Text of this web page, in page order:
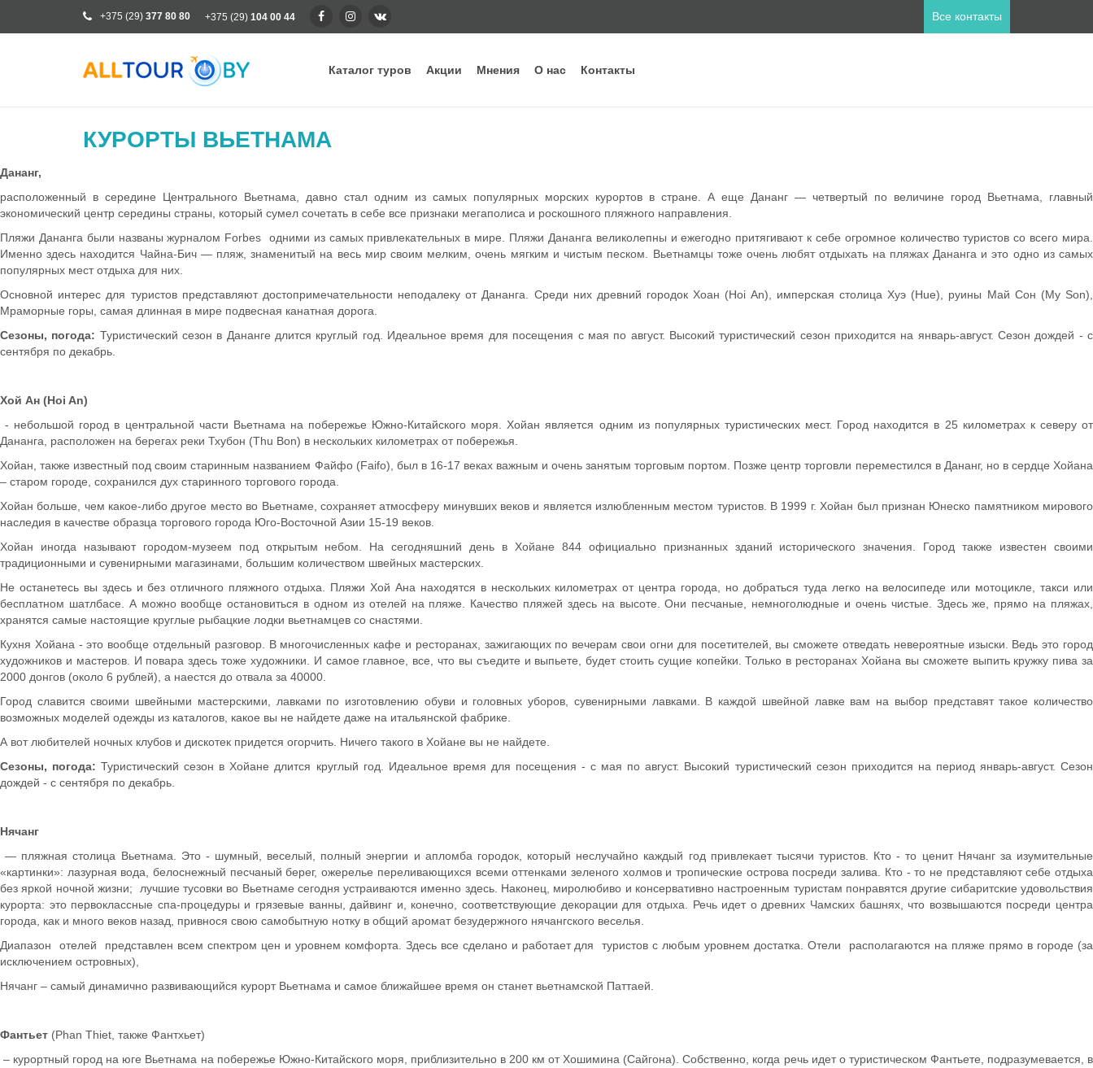
+375 (29) 377 80 80 +375 (29) 104 00 44 Все контакты
Каталог туров
Круизы
Горящие туры
Клубные туры
Кипр
Китай Куба
Мальдивы
ОАЭ
Сейшелы Таиланд
Шри-Ланка
Акции Мнения О нас Контакты
КУРОРТЫ ВЬЕТНАМА
Дананг,
расположенный в середине Центрального Вьетнама, давно стал одним из самых популярных морских курортов в стране. А еще Дананг — четвертый по величине город Вьетнама, главный
экономический центр середины страны, который сумел сочетать в себе все признаки мегаполиса и роскошного пляжного направления.
Пляжи Дананга были названы журналом Forbes одними из самых привлекательных в мире. Пляжи Дананга великолепны и ежегодно притягивают к себе огромное количество туристов со всего мира.
Именно здесь находится Чайна-Бич — пляж, знаменитый на весь мир своим мелким, очень мягким и чистым песком. Вьетнамцы тоже очень любят отдыхать на пляжах Дананга и это одно из самых
популярных мест отдыха для них.
Основной интерес для туристов представляют достопримечательности неподалеку от Дананга. Среди них древний городок Хоан (Hoi An), имперская столица Хуэ (Hue), руины Май Сон (My Son),
Мраморные горы, самая длинная в мире подвесная канатная дорога.
Сезоны, погода: Туристический сезон в Дананге длится круглый год. Идеальное время для посещения с мая по август. Высокий туристический сезон приходится на январь-август. Сезон дождей - с
сентября по декабрь.
Хой Ан (Hoi An)
- небольшой город в центральной части Вьетнама на побережье Южно-Китайского моря. Хойан является одним из популярных туристических мест. Город находится в 25 километрах к северу от
Дананга, расположен на берегах реки Тхубон (Thu Bon) в нескольких километрах от побережья.
Хойан, также известный под своим старинным названием Файфо (Faifo), был в 16-17 веках важным и очень занятым торговым портом. Позже центр торговли переместился в Дананг, но в сердце Хойана
– старом городе, сохранился дух старинного торгового города.
Хойан больше, чем какое-либо другое место во Вьетнаме, сохраняет атмосферу минувших веков и является излюбленным местом туристов. В 1999 г. Хойан был признан Юнеско памятником мирового
наследия в качестве образца торгового города Юго-Восточной Азии 15-19 веков.
Хойан иногда называют городом-музеем под открытым небом. На сегодняшний день в Хойане 844 официально признанных зданий исторического значения. Город также известен своими
традиционными и сувенирными магазинами, большим количеством швейных мастерских.
Не останетесь вы здесь и без отличного пляжного отдыха. Пляжи Хой Ана находятся в нескольких километрах от центра города, но добраться туда легко на велосипеде или мотоцикле, такси или
бесплатном шатлбасе. А можно вообще остановиться в одном из отелей на пляже. Качество пляжей здесь на высоте. Они песчаные, немноголюдные и очень чистые. Здесь же, прямо на пляжах,
хранятся самые настоящие круглые рыбацкие лодки вьетнамцев со снастями.
Кухня Хойана - это вообще отдельный разговор. В многочисленных кафе и ресторанах, зажигающих по вечерам свои огни для посетителей, вы сможете отведать невероятные изыски. Ведь это город
художников и мастеров. И повара здесь тоже художники. И самое главное, все, что вы съедите и выпьете, будет стоить сущие копейки. Только в ресторанах Хойана вы сможете выпить кружку пива за
2000 донгов (около 6 рублей), а наестся до отвала за 40000.
Город славится своими швейными мастерскими, лавками по изготовлению обуви и головных уборов, сувенирными лавками. В каждой швейной лавке вам на выбор представят такое количество
возможных моделей одежды из каталогов, какое вы не найдете даже на итальянской фабрике.
А вот любителей ночных клубов и дискотек придется огорчить. Ничего такого в Хойане вы не найдете.
Сезоны, погода: Туристический сезон в Хойане длится круглый год. Идеальное время для посещения - с мая по август. Высокий туристический сезон приходится на период январь-август. Сезон
дождей - с сентября по декабрь.
Нячанг
— пляжная столица Вьетнама. Это - шумный, веселый, полный энергии и апломба городок, который неслучайно каждый год привлекает тысячи туристов. Кто - то ценит Нячанг за изумительные
«картинки»: лазурная вода, белоснежный песчаный берег, ожерелье переливающихся всеми оттенками зеленого холмов и тропические острова посреди залива. Кто - то не представляют себе отдыха
без яркой ночной жизни; лучшие тусовки во Вьетнаме сегодня устраиваются именно здесь. Наконец, миролюбиво и консервативно настроенным туристам понравятся другие сибаритские удовольствия
курорта: это первоклассные спа-процедуры и грязевые ванны, дайвинг и, конечно, соответствующие декорации для отдыха. Речь идет о древних Чамских башнях, что возвышаются посреди центра
города, как и много веков назад, привнося свою самобытную нотку в общий аромат безудержного нячангского веселья.
Диапазон отелей представлен всем спектром цен и уровнем комфорта. Здесь все сделано и работает для туристов с любым уровнем достатка. Отели располагаются на пляже прямо в городе (за
исключением островных),
Нячанг – самый динамично развивающийся курорт Вьетнама и самое ближайшее время он станет вьетнамской Паттаей.
Фантьет (Phan Thiet, также Фантхьет)
– курортный город на юге Вьетнама на побережье Южно-Китайского моря, приблизительно в 200 км от Хошимина (Сайгона). Собственно, когда речь идет о туристическом Фантьете, подразумевается, в